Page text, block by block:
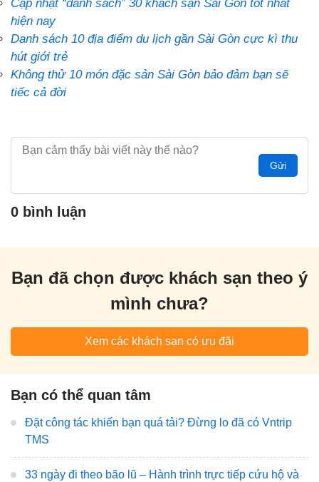
Cập nhật “danh sách” 30 khách sạn Sài Gòn tốt nhất
hiện nay
Danh sách 10 địa điểm du lịch gần Sài Gòn cực kì thu
hút giới trẻ
Không thử 10 món đặc sản Sài Gòn bảo đảm bạn sẽ
tiếc cả đời
Gửi
0 bình luận
Bạn đã chọn được khách sạn theo ý
mình chưa?
Xem các khách sạn có ưu đãi
Bạn có thể quan tâm
Đặt công tác khiến bạn quá tải? Đừng lo đã có Vntrip
TMS
33 ngày đi theo bão lũ – Hành trình trực tiếp cứu hộ và